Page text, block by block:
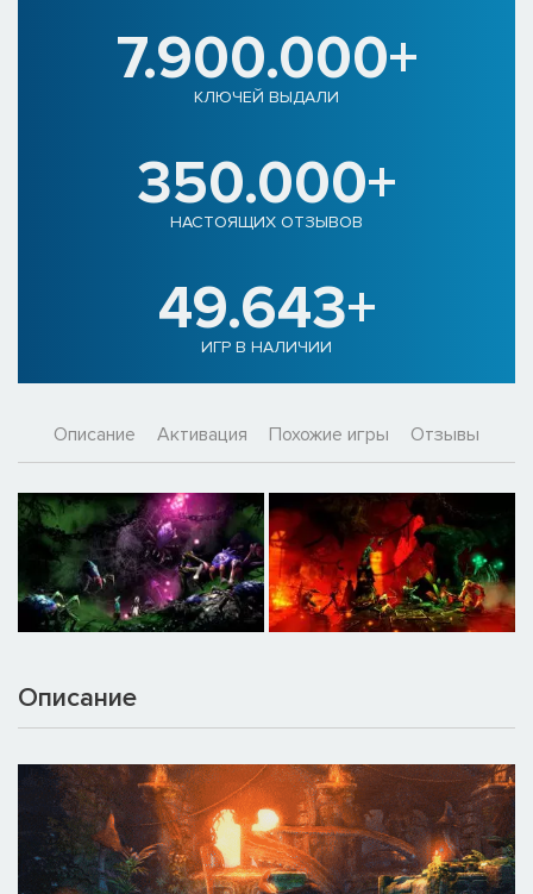
7.900.000+
КЛЮЧЕЙ ВЫДАЛИ
350.000+
НАСТОЯЩИХ ОТЗЫВОВ
49.643+
ИГР В НАЛИЧИИ
Описание Активация Похожие игры Отзывы
Описание